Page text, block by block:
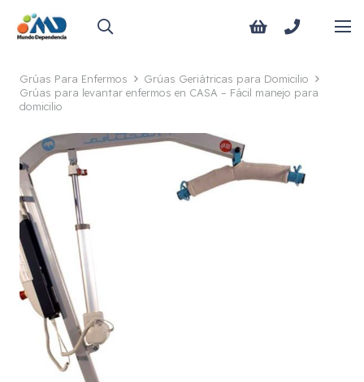
Grúas Para Enfermos
Grúas Geriátricas para Domicilio
Grúas para levantar enfermos en CASA – Fácil manejo para
domicilio